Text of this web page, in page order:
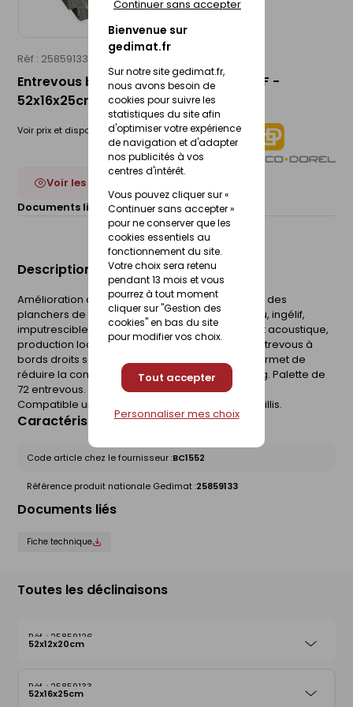
Bienvenue sur
gedimat.fr
Sur notre site gedimat.fr,
nous avons besoin de
cookies pour suivre les
statistiques du site afin
d'optimiser votre expérience
de navigation et d'adapter
nos publicités à vos
centres d'intérêt.
Vous pouvez cliquer sur «
Continuer sans accepter »
pour ne conserver que les
cookies essentiels au
fonctionnement du site.
Votre choix sera retenu
pendant 13 mois et vous
pourrez à tout moment
cliquer sur "Gestion des
cookies" en bas du site
pour modifier vos choix.
Tout accepter
Continuer sans accepter
Personnaliser mes choix
Réf : 25859133 ALBON PREFA
Entrevous béton à bord droit 200dN NF -
52x16x25cm
Voir prix et disponibilité en magasin
Voir les 4 déclinaisons
Documents liés :
Fiche technique
Description du produit
Amélioration de la résistance à l'effort tranchant des
planchers de façon significative. Résistant au feu, ingélif,
imputrescible, inertie thermique, affaiblissement acoustique,
production locale, résistant aux rongeurs. Les entrevous à
bords droits se distinguent par leur forme qui permet de
réduire la consommation en béton. Poids : 16,5kg. Palette de
72 entrevous.
Compatible uniquement avec des poutrelles treillis.
Caractéristiques du produit
Code article chez le fournisseur :BC1552
Référence produit nationale Gedimat :25859133
Documents liés
Fiche technique
Toutes les déclinaisons
25859126
52x12x20cm
25859133
52x16x25cm